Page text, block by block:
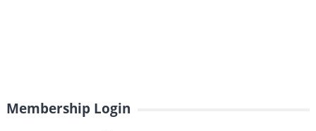
Membership Login